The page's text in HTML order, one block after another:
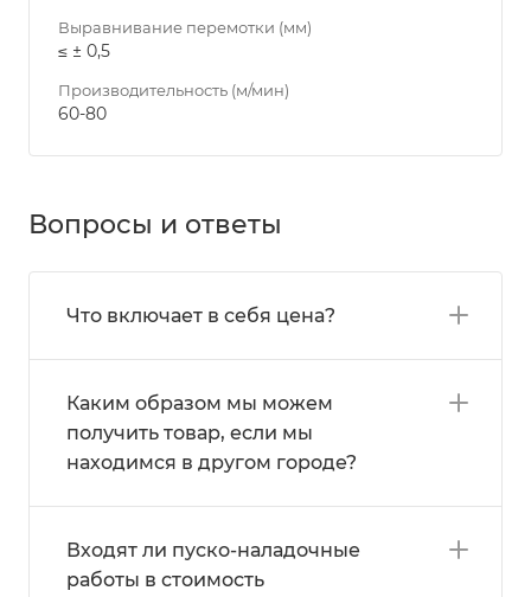
Выравнивание перемотки (мм)
≤ ± 0,5
Производительность (м/мин)
60-80
Вопросы и ответы
Что включает в себя цена?
Каким образом мы можем
получить товар, если мы
находимся в другом городе?
Входят ли пуско-наладочные
работы в стоимость